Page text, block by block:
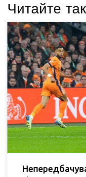
Читайте